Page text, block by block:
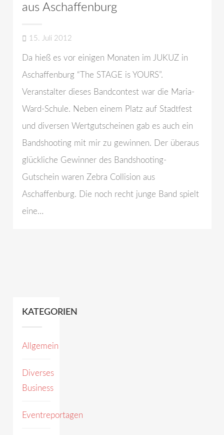
aus Aschaffenburg
15. Juli 2012
Da hieß es vor einigen Monaten im JUKUZ in
Aschaffenburg “The STAGE is YOURS”.
Veranstalter dieses Bandcontest war die Maria-
Ward-Schule. Neben einem Platz auf Stadtfest
und diversen Wertgutscheinen gab es auch ein
Bandshooting mit mir zu gewinnen. Der überaus
glückliche Gewinner des Bandshooting-
Gutschein waren Zebra Collision aus
Aschaffenburg. Die noch recht junge Band spielt
eine…
KATEGORIEN
Allgemein
Diverses
Business
Eventreportagen